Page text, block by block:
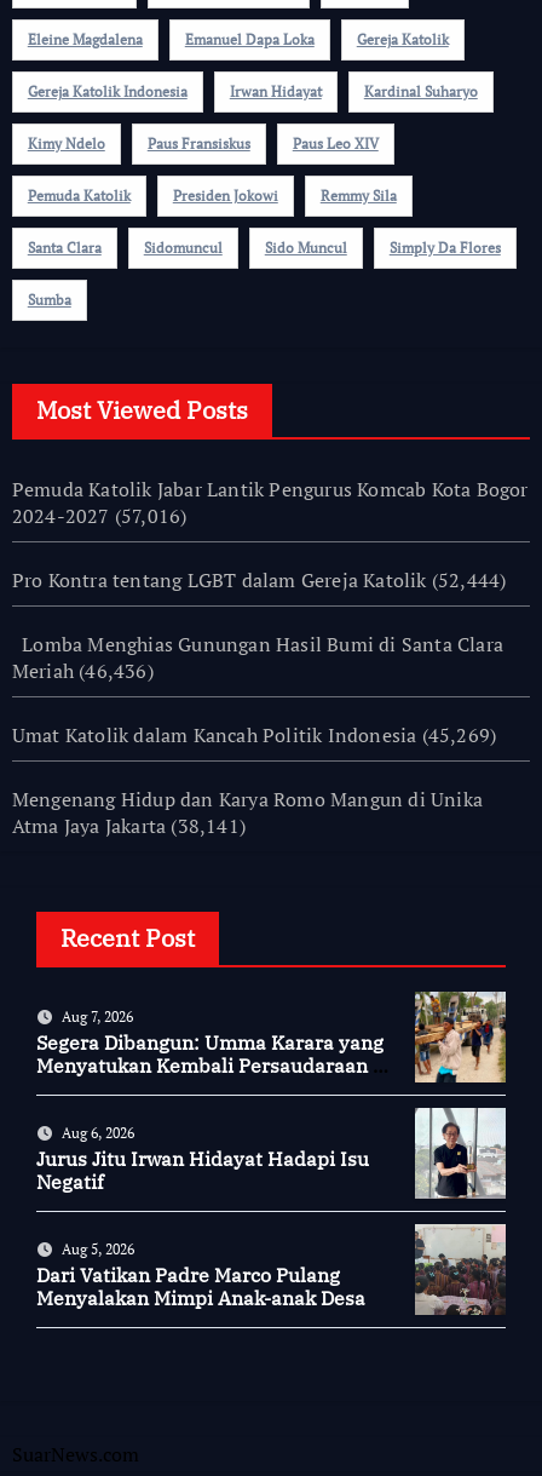
Eleine Magdalena Emanuel Dapa Loka Gereja Katolik
Gereja Katolik Indonesia Irwan Hidayat Kardinal Suharyo
Kimy Ndelo Paus Fransiskus Paus Leo XIV
Pemuda Katolik Presiden Jokowi Remmy Sila
Santa Clara Sidomuncul Sido Muncul Simply Da Flores
Sumba
Most Viewed Posts
Pemuda Katolik Jabar Lantik Pengurus Komcab Kota Bogor
2024-2027 (57,016)
Pro Kontra tentang LGBT dalam Gereja Katolik (52,444)
Lomba Menghias Gunungan Hasil Bumi di Santa Clara
Meriah (46,436)
Umat Katolik dalam Kancah Politik Indonesia (45,269)
Mengenang Hidup dan Karya Romo Mangun di Unika
Atma Jaya Jakarta (38,141)
Recent Post
Aug 7, 2026
Segera Dibangun: Umma Karara yang
Menyatukan Kembali Persaudaraan di
Aug 6, 2026
Jurus Jitu Irwan Hidayat Hadapi Isu
Negatif
Aug 5, 2026
Dari Vatikan Padre Marco Pulang
Menyalakan Mimpi Anak-anak Desa
SuarNews.com